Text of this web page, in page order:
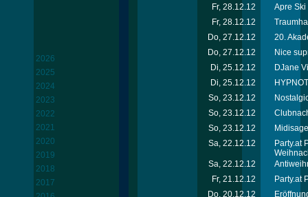
2026
2025
2024
2023
2022
2021
2020
2019
2018
2017
Fr, 28.12.12
Apre Ski
Fr, 28.12.12
Do, 27.12.12
20.
Do, 27.12.12
Nice
Di, 25.12.12
DJane
Di, 25.12.12
So, 23.12.12
So, 23.12.12
So, 23.12.12
Sa, 22.12.12
Party.at
Sa, 22.12.12
Fr, 21.12.12
Party.at
Do, 20.12.12